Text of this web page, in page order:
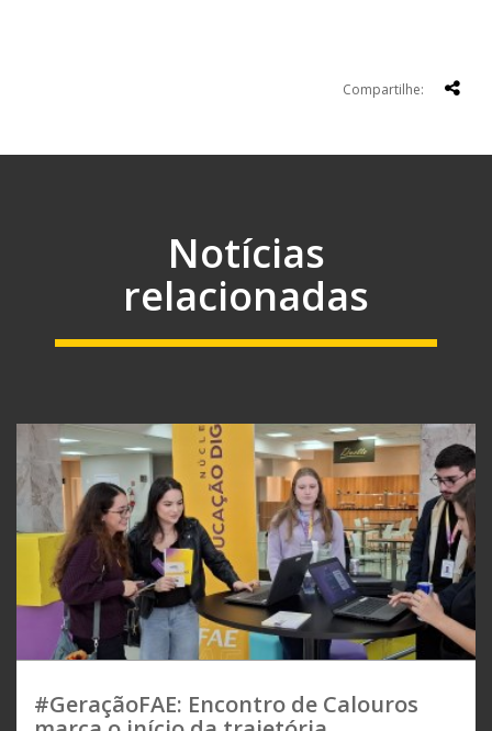
Compartilhe:
Notícias
relacionadas
#GeraçãoFAE: Encontro de Calouros